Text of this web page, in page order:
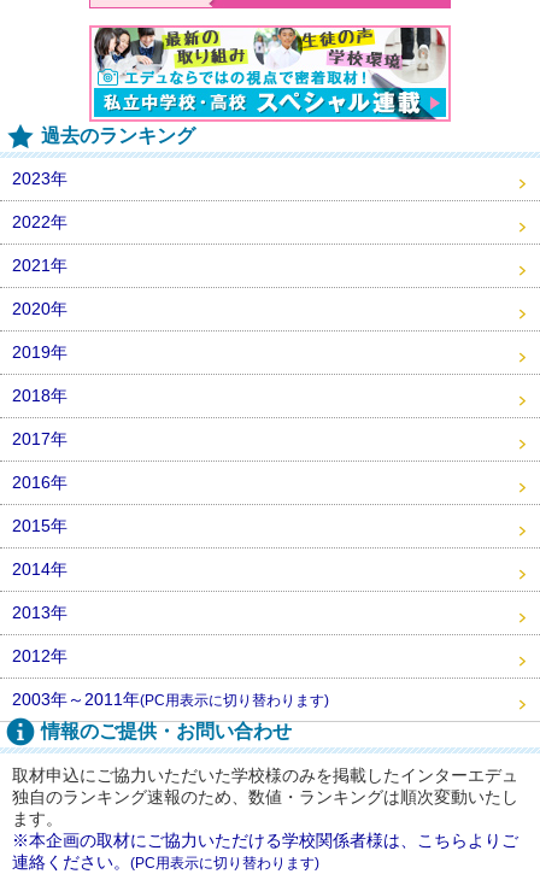
過去のランキング
2023年
2022年
2021年
2020年
2019年
2018年
2017年
2016年
2015年
2014年
2013年
2012年
2003年～2011年(PC用表示に切り替わります)
情報のご提供・お問い合わせ
取材申込にご協力いただいた学校様のみを掲載したインターエデュ
独自のランキング速報のため、数値・ランキングは順次変動いたし
ます。
※本企画の取材にご協力いただける学校関係者様は、こちらよりご
連絡ください。 (PC用表示に切り替わります)